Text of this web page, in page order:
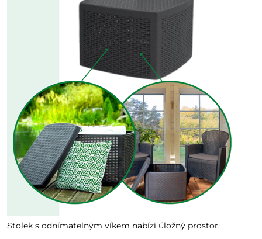
Stolek s odnímatelným víkem nabízí úložný prostor.